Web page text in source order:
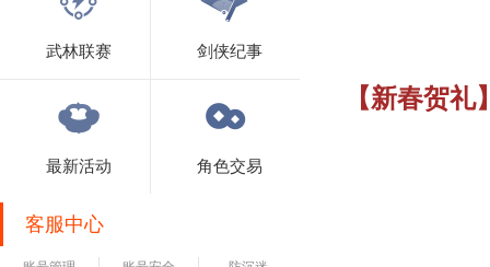
武林联赛 剑侠纪事
最新活动 角色交易
客服中心
【新春贺礼